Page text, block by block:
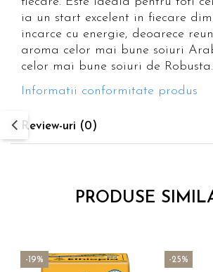
ia un start excelent in fiecare
incarce cu energie, deoarece
aroma celor mai bune soiuri
celor mai bune soiuri de Robusta.
Informatii conformitate produs
Review-uri (0)
PRODUSE
-19% -25%